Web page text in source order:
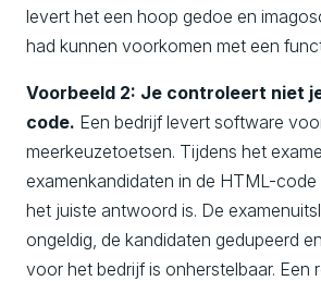
levert het een hoop gedoe en
had kunnen voorkomen met een
Voorbeeld 2: Je controleert niet
code. Een bedrijf levert software
meerkeuzetoetsen. Tijdens het
examenkandidaten in de HTML-
het juiste antwoord is. De
ongeldig, de kandidaten gedupeerd
voor het bedrijf is onherstelbaar. Een